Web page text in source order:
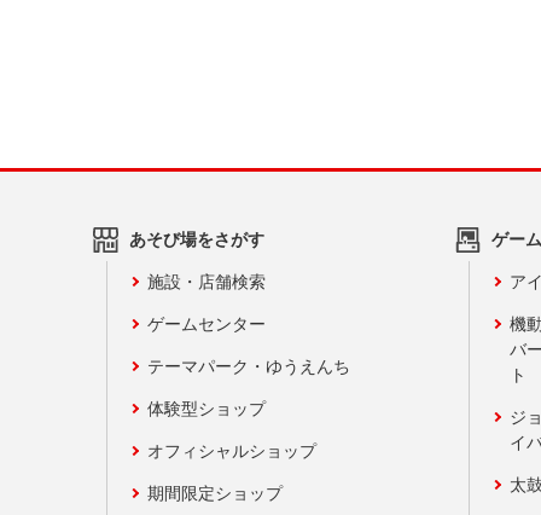
あそび場をさがす
施設・店舗検索
ゲームセンター
テーマパーク・ゆうえんち
体験型ショップ
オフィシャルショップ
期間限定ショップ
ゲー
ア
機
バ
ト
ジ
イ
太